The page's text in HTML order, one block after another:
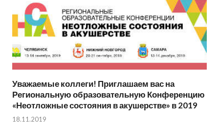
Уважаемые коллеги! Приглашаем вас на
Региональную образовательную Конференцию
«Неотложные состояния в акушерстве» в 2019
18.11.2019